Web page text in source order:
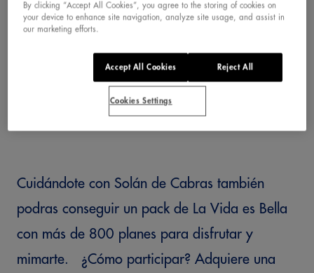
CUÍDATE CON SOLÁN DE
CABRAS
Cuidándote con Solán de Cabras también
podras conseguir un pack de La Vida es Bella
con más de 800 planes para disfrutar y
mimarte. ¿Cómo participar? Adquiere una
By clicking “Accept All Cookies”, you agree to the storing of cookies on
your device to enhance site navigation, analyze site usage, and assist in
our marketing efforts.
Reject All
Accept All Cookies
Cookies Settings